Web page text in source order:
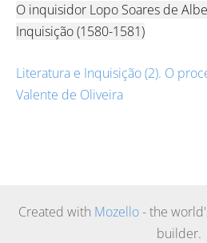
O inquisidor Lopo Soares de
Inquisição (1580-1581)
Literatura e Inquisição (2). O
Valente de Oliveira
Created with Mozello- the
builder.